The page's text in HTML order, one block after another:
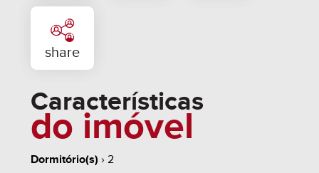
Características
do imóvel
Dormitório(s) › 2